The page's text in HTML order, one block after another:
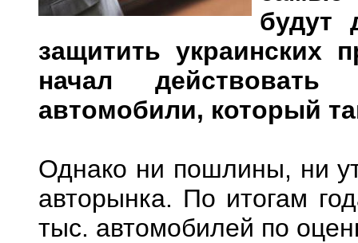
будут
защитить украинских
начал
автомобили, который
Однако ни пошлины, ни
авторынка. По итогам
тыс. автомобилей по